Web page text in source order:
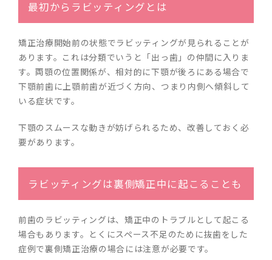
最初からラビッティングとは
矯正治療開始前の状態でラビッティングが見られることが
あります。これは分類でいうと「出っ歯」の仲間に入りま
す。両顎の位置関係が、相対的に下顎が後ろにある場合で
下顎前歯に上顎前歯が近づく方向、つまり内側へ傾斜して
いる症状です。
下顎のスムースな動きが妨げられるため、改善しておく必
要があります。
ラビッティングは裏側矯正中に起こることも
前歯のラビッティングは、矯正中のトラブルとして起こる
場合もあります。とくにスペース不足のために抜歯をした
症例で裏側矯正治療の場合には注意が必要です。